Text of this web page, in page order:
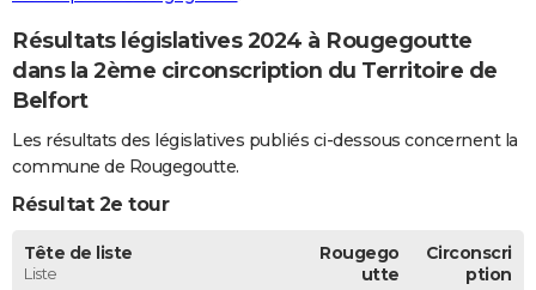
Bricolage
Lifestyle
Culture
Sport
Auto
Television
Voyage
Cinema
Résultats législatives 2024 à Rougegoutte
dans la 2ème circonscription du Territoire de
Belfort
Les résultats des législatives publiés ci-dessous concernent la
commune de Rougegoutte.
Résultat 2e tour
Tête de liste
Liste
Rougego
utte
Circonscri
ption